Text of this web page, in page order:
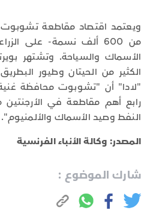
ويعتمد اقتصاد مقاطعة
من 600 ألف نسمة- على
الأسماك والسياحة. وتشتهر
الكثير من الحيتان وطيور
"لادا" أن "تشوبوت محافظة
رابع أهم مقاطعة في
النفط وصيد الأسماك والألمنيوم".
المصدر: وكالة الأنباء الفرنسية
شارك الموضوع :